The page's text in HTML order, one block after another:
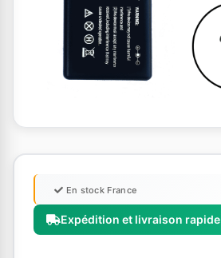
Expédition et livraison rapide
En stock France